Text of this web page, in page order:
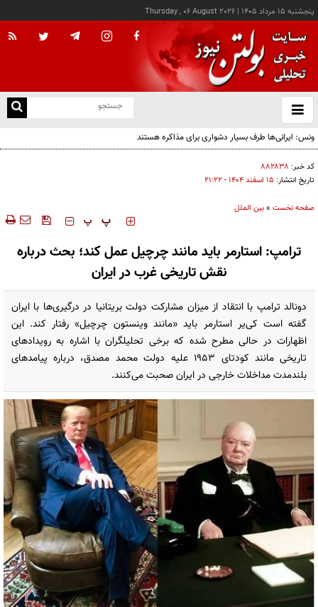
پنجشنبه ۱۵ مرداد ۱۴۰۵ |
Thursday , 06 August 2026
باز
و
کد خبر: ۸۸۲۸۳۸
تاریخ انتشار: ۱۵ اسفند ۱۴۰۴ - ۲۱:۲۲
صفحه نخست »بین الملل
‍‍‍ پ پ
ترامپ: استارمر باید مانند چرچیل عمل کند؛ بحث درباره
نقش تاریخی غرب در ایران
دونالد ترامپ با انتقاد از میزان مشارکت دولت بریتانیا در درگیری‌ها با ایران
گفته است کی‌یر استارمر باید «مانند وینستون چرچیل» رفتار کند. این
اظهارات در حالی مطرح شده که برخی تحلیلگران با اشاره به رویدادهای
تاریخی مانند کودتای ۱۹۵۳ علیه دولت محمد مصدق، درباره پیامدهای
بلندمدت مداخلات خارجی در ایران صحبت می‌کنند.